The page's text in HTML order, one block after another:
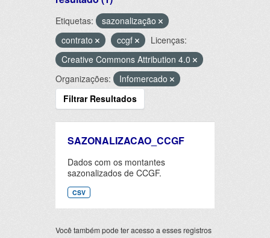
Etiquetas:
sazonalização
contrato
ccgf
Licenças:
Creative Commons Attribution 4.0
Organizações:
Infomercado
Filtrar Resultados
SAZONALIZACAO_CCGF
Dados com os montantes
sazonalizados de CCGF.
CSV
Você também pode ter acesso a esses registros